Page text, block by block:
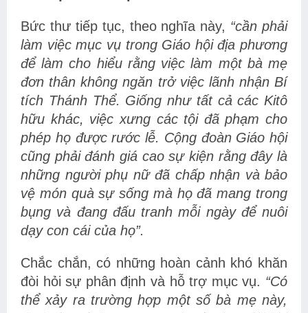
Bức thư tiếp tục, theo nghĩa này, “cần phải
làm việc mục vụ trong Giáo hội địa phương
để làm cho hiểu rằng việc làm một bà mẹ
đơn thân không ngăn trở việc lãnh nhận Bí
tích Thánh Thể. Giống như tất cả các Kitô
hữu khác, việc xưng các tội đã phạm cho
phép họ được rước lễ. Cộng đoàn Giáo hội
cũng phải đánh giá cao sự kiện rằng đây là
những người phụ nữ đã chấp nhận và bảo
vệ món quà sự sống mà họ đã mang trong
bụng và đang đấu tranh mỗi ngày để nuôi
dạy con cái của họ”.
Chắc chắn, có những hoàn cảnh khó khăn
đòi hỏi sự phân định và hỗ trợ mục vụ. “Có
thể xảy ra trường hợp một số bà mẹ này,